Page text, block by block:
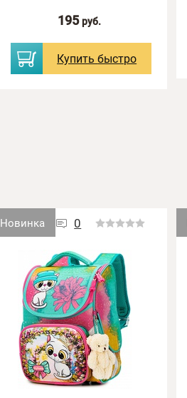
195 руб.
Купитьбыстро
0
Новинка